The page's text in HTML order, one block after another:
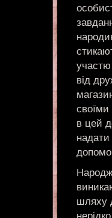
участю
від
своїми
в цей
шляху